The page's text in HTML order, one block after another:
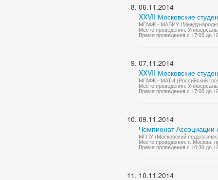
06.11.2014
XXVII Московские
МГАФК - МАБИУ
Место проведения:
Время проведения с 17:00 до
07.11.2014
XXVII Московские
МГАФК - МАТИ (Российский
Место проведения:
Время проведения с 17:00 до
09.11.2014
Чемпионат Ассоциации
МГПУ (Московский
Место проведения: г. Москва,
Время проведения с 10:30 до
10.11.2014